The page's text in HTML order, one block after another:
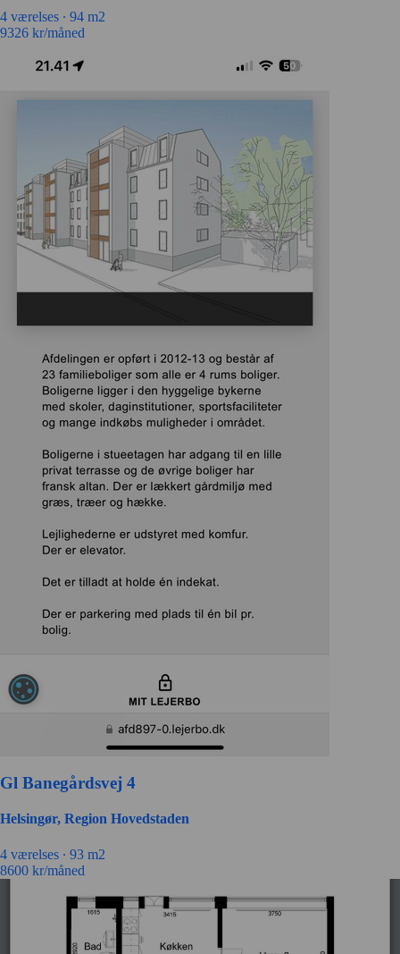
4 værelses ∙ 94 m2
9326 kr/måned
Gl Banegårdsvej 4
Helsingør, Region Hovedstaden
4 værelses ∙ 93 m2
8600 kr/måned